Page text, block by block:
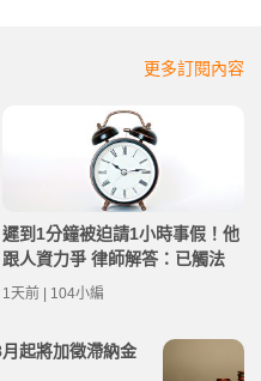
更多訂閱內容
遲到1分鐘被迫請1小時事假！他
跟人資力爭 律師解答：已觸法
1天前 | 104小編
起將加徵滯納金